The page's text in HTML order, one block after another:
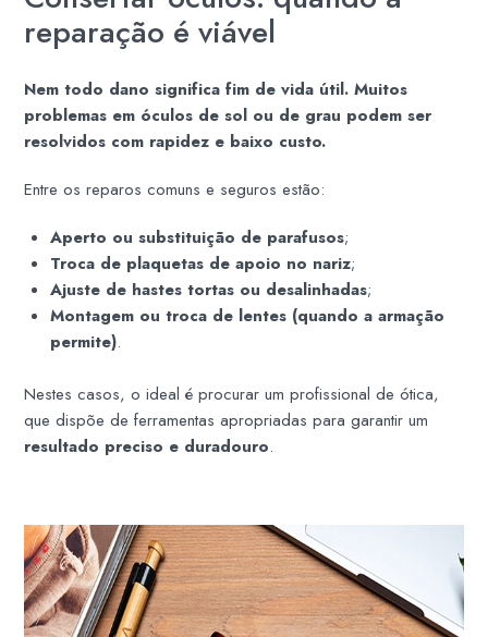
reparação é viável
Nem todo dano significa fim de vida útil. Muitos
problemas em óculos de sol ou de grau podem ser
resolvidos com rapidez e baixo custo.
Entre os reparos comuns e seguros estão:
Aperto ou substituição de parafusos;
Troca de plaquetas de apoio no nariz;
Ajuste de hastes tortas ou desalinhadas;
Montagem ou troca de lentes (quando a armação
permite).
Nestes casos, o ideal é procurar um profissional de ótica,
que dispõe de ferramentas apropriadas para garantir um
resultado preciso e duradouro.